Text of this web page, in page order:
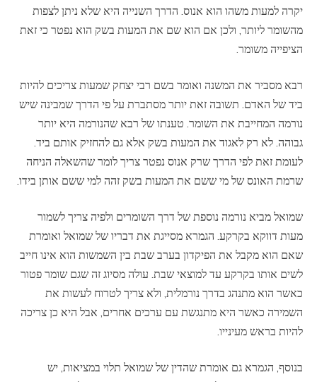
יקרה למעות משהו הוא אנוס. הדרך השנייה היא שלא ניתן לצפות
מהשומר ליותר, ולכן אם הוא שם את המעות בשק הוא נפטר כי זאת
הציפייה משומר.
רבא מסביר את המשנה ואומר בשם רבי יצחק שמעות צריכים להיות
ביד של האדם. תשובה זאת יותר מסתברת על פי הדרך שמבינה שיש
נורמה המחייבת את השומר. טענתו של רבא שהנורמה היא יותר
גבוהה. לא רק לאגוד את המעות בשק אלא גם להחזיק אותם ביד.
לעומת זאת לפי הדרך שרק אנוס נפטר צריך לומר שהשאלה הניחה
שרמת האונס של מי ששם את המעות בשק זהה למי ששם אותן בידו.
שמואל מביא נורמה נוספת של דרך השומרים ולפיה צריך לשמור
מעות דווקא בקרקע. הגמרא מסייגת את דבריו של שמואל ואומרת
שאם הוא מקבל את הפיקדון בערב שבת בין השמשות הוא אינו חייב
לשים אותו בקרקע עד למוצאי שבת. עולה מסיוג זה שגם שומר פטור
כאשר הוא מתנהג בדרך נורמלית, ולא צריך לטרוח לעשות את
השמירה כאשר היא מתנגשת עם ערכים אחרים, אבל היא כן צריכה
להיות בראש מעינייו.
בנוסף, הגמרא גם אומרת שהדין של שמואל תלוי במציאות, יש